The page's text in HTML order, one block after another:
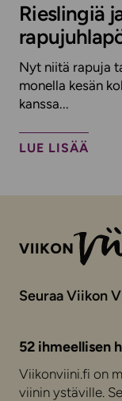
Rieslingiä
Nyt niitä rapuja
monella kesän
kanssa...
LUE LISÄÄ
Seuraa Viikon
52 ihmeellisen
Viikonviini.fi on
viinin ystäville.